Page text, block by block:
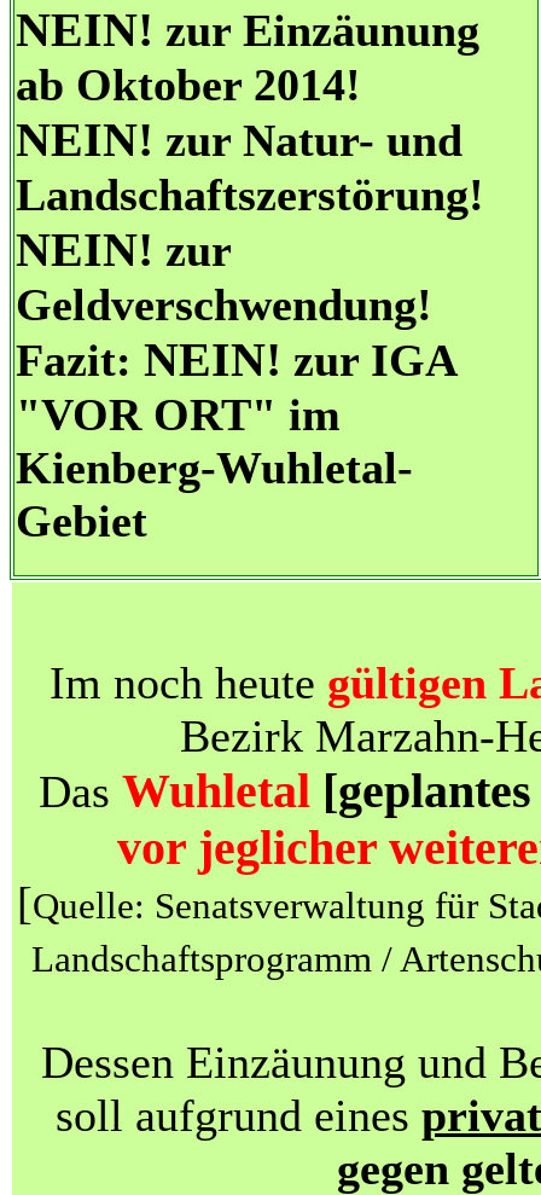
NEIN! zur Einzäunung
ab Oktober 2014!
NEIN! zur Natur- und
Landschaftszerstörung!
NEIN! zur
Geldverschwendung!
Fazit: NEIN! zur IGA
"VOR ORT" im
Kienberg-Wuhletal-
Gebiet
Im noch heute gültigen
Bezirk Marzahn-
Das Wuhletal
vor jeglicher
[Quelle: Senatsverwaltung für
Landschaftsprogramm /
Dessen Einzäunung und
soll aufgrund eines privat
gegen